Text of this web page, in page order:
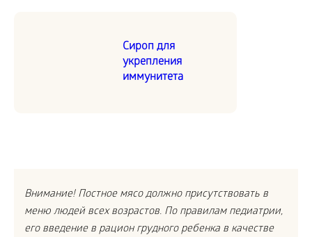
Сироп для
укрепления
иммунитета
Внимание! Постное мясо должно присутствовать в
меню людей всех возрастов. По правилам педиатрии,
его введение в рацион грудного ребенка в качестве